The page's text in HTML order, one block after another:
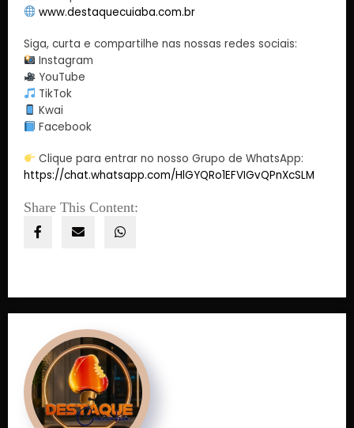
www.destaquecuiaba.com.br
Siga, curta e compartilhe nas nossas redes sociais:
Instagram
YouTube
TikTok
Kwai
Facebook
Clique para entrar no nosso Grupo de WhatsApp:
https://chat.whatsapp.com/HlGYQRo1EFVIGvQPnXcSLM
Share This Content: